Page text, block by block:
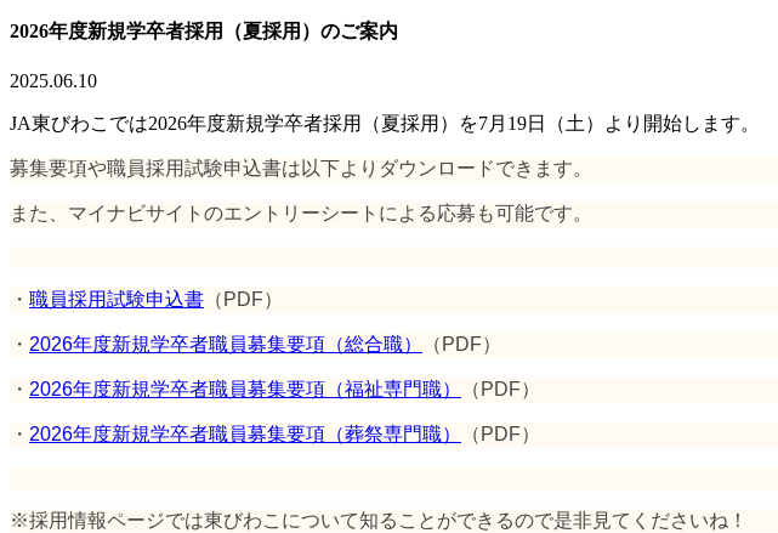
2026年度新規学卒者採用（夏採用）のご案内
2025.06.10
JA東びわこでは2026年度新規学卒者採用（夏採用）を7月19日（土）より開始します。
募集要項や職員採用試験申込書は以下よりダウンロードできます。
また、マイナビサイトのエントリーシートによる応募も可能です。
・ 職員採用試験申込書 （PDF）
・ 2026年度新規学卒者職員募集要項（総合職） （PDF）
・ 2026年度新規学卒者職員募集要項（福祉専門職） （PDF）
・ 2026年度新規学卒者職員募集要項（葬祭専門職） （PDF）
※採用情報ページでは東びわこについて知ることができるので是非見てくださいね！